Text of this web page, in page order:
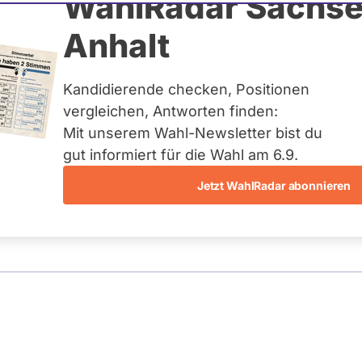
Anhalt
Kandidierende checken, Positionen
vergleichen, Antworten finden:
Mit unserem Wahl-Newsletter bist du
gut informiert für die Wahl am 6.9.
Jetzt WahlRadar abonnieren
und kein zukünftiges
auf Landes-, Bundes-
über eine
erfasst.